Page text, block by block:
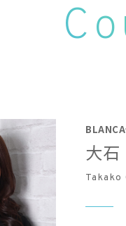
大
Takako